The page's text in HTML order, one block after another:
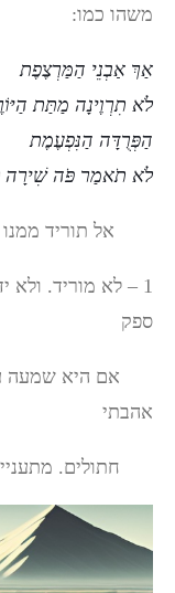
משהו כמו:
אַךְ אַבְנֵי הַמַּרְצֶפֶת
לֹא תִרְוֶינָה מַתַּת
הַפְּרֻדָּה הַנִּפְעֶמֶת
לֹא תֹאמַר פֹּה שִׁירָה
אל תוריד ממנו
1 – לא מוריד.
ספק
אם היא שמעה
אהבתי
חתולים.